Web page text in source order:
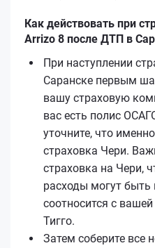
Как действовать при
Arrizo 8 после ДТП в
При наступлении
Саранске первым
вашу страховую
вас есть полис
уточните, что
страховка Чери.
страховка на Чери,
расходы могут
соотносится с
Тигго.
Затем соберите все